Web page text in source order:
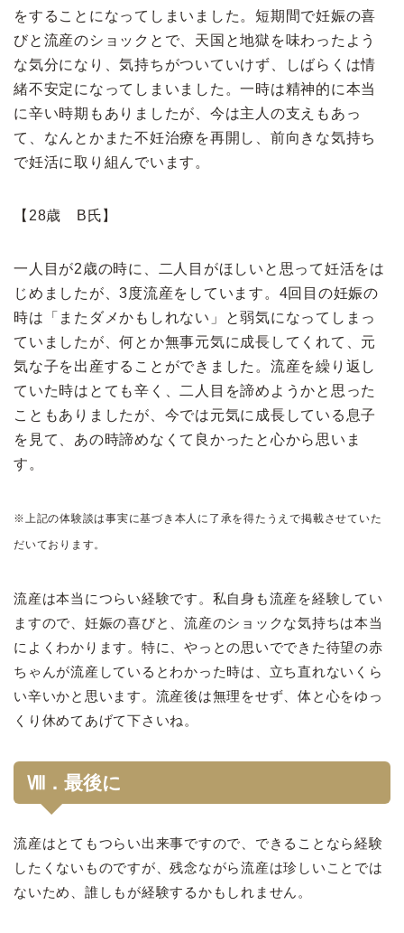
をすることになってしまいました。短期間で妊娠の喜
びと流産のショックとで、天国と地獄を味わったよう
な気分になり、気持ちがついていけず、しばらくは情
緒不安定になってしまいました。一時は精神的に本当
に辛い時期もありましたが、今は主人の支えもあっ
て、なんとかまた不妊治療を再開し、前向きな気持ち
で妊活に取り組んでいます。
【28歳 B氏】
一人目が2歳の時に、二人目がほしいと思って妊活をは
じめましたが、3度流産をしています。4回目の妊娠の
時は「またダメかもしれない」と弱気になってしまっ
ていましたが、何とか無事元気に成長してくれて、元
気な子を出産することができました。流産を繰り返し
ていた時はとても辛く、二人目を諦めようかと思った
こともありましたが、今では元気に成長している息子
を見て、あの時諦めなくて良かったと心から思いま
す。
※上記の体験談は事実に基づき本人に了承を得たうえで掲載させていた
だいております。
流産は本当につらい経験です。私自身も流産を経験してい
ますので、妊娠の喜びと、流産のショックな気持ちは本当
によくわかります。特に、やっとの思いでできた待望の赤
ちゃんが流産しているとわかった時は、立ち直れないくら
い辛いかと思います。流産後は無理をせず、体と心をゆっ
くり休めてあげて下さいね。
Ⅷ．最後に
流産はとてもつらい出来事ですので、できることなら経験
したくないものですが、残念ながら流産は珍しいことでは
ないため、誰しもが経験するかもしれません。